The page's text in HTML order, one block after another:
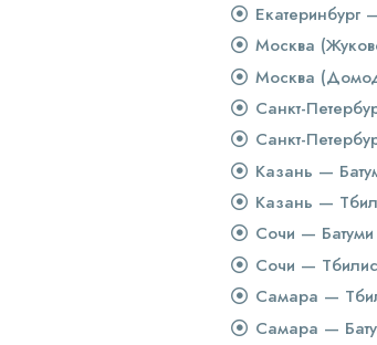
Екатеринбург
Москва
Москва
Санкт-
Санкт-
Казань —
Казань —
Сочи — Батуми
Сочи —
Самара —
Самара —